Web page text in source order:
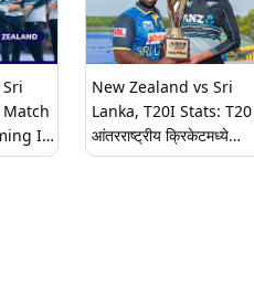
Match
In
श्रीलंका
New Zealand vs Sri
Lanka, T20I Stats: T20
आंतरराष्ट्रीय क्रिकेटमध्ये
न्यूझीलंड आणि श्रीलंका यांची